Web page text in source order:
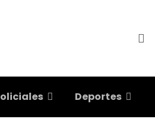
Deportes